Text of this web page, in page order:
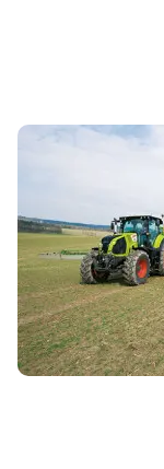
désherbage
nouvelle
En cas de
campagne, il
11 FÉVR. 2025